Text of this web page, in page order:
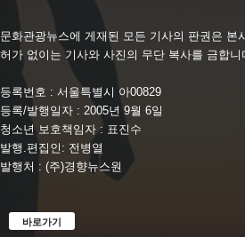
문화관광뉴스에 게재된 모든 기사의 판권은 본
허가 없이는 기사와 사진의 무단 복사를 금합니
등록번호 : 서울특별시 아00829
등록/발행일자 : 2005년 9월 6일
청소년 보호책임자 : 표진수
발행.편집인: 전병열
발행처 : (주)경향뉴스원
바로가기